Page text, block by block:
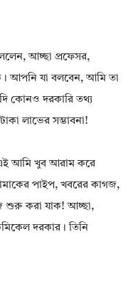
আচ্ছা প্রফেসর,
আপনি যা বলবেন, আমি তা
কোনও দরকারি তথ্য
লাভের সম্ভাবনা!
আমি খুব আরাম করে
পাইপ, খবরের কাগজ,
শুরু করা যাক! আচ্ছা,
দরকার। তিনি